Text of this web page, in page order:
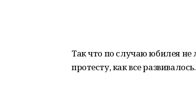
Так что по случаю юбилея не
протесту, как все развивалось.